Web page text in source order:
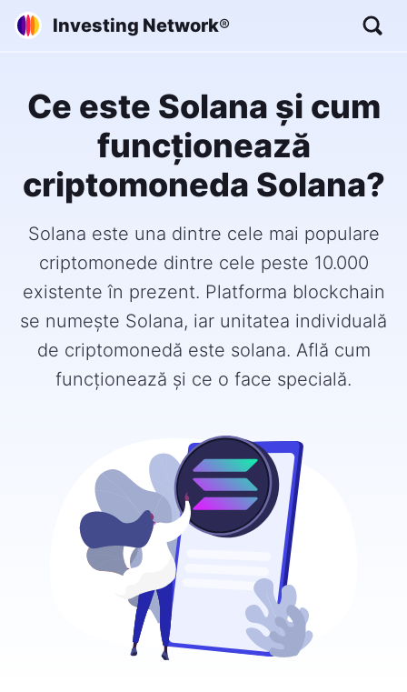
Investing Network®
Ce este Solana și cum
funcționează
criptomoneda Solana?
Solana este una dintre cele mai populare
criptomonede dintre cele peste 10.000
existente în prezent. Platforma blockchain
se numește Solana, iar unitatea individuală
de criptomonedă este solana. Află cum
funcționează și ce o face specială.